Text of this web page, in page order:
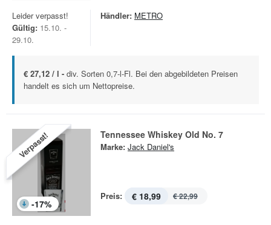
Leider verpasst!
Gültig: 15.10. -
29.10.
Händler: METRO
€ 27,12 / l - div. Sorten 0,7-l-Fl. Bei den abgebildeten Preisen
handelt es sich um Nettopreise.
Verpasst!
-17%
Tennessee Whiskey Old No. 7
Marke: Jack Daniel's
Preis: € 18,99 € 22,99